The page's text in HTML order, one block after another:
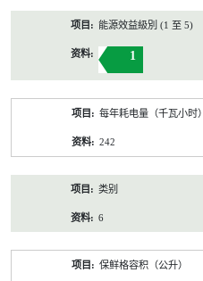
能源效益級別 (1 至 5)
1
每年耗电量（千瓦小时）
242
类别
6
保鲜格容积（公升）